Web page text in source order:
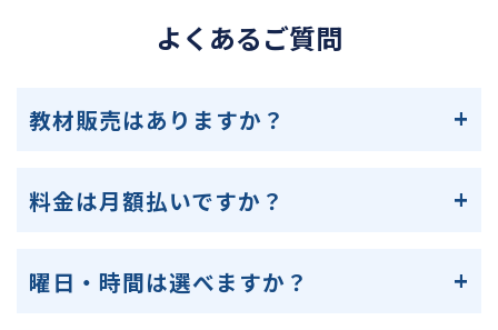
よくあるご質問
教材販売はありますか？
料金は月額払いですか？
曜日・時間は選べますか？